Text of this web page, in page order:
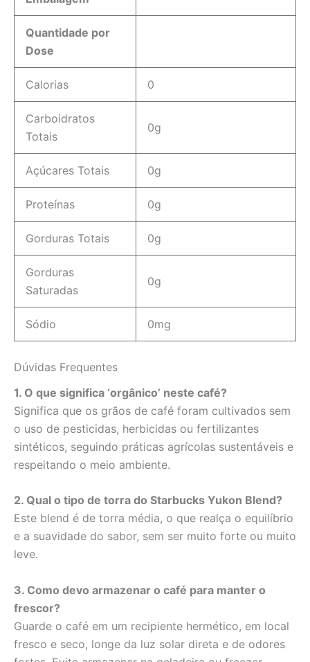
Quantidade por
Dose
Calorias 0
Carboidratos
Totais
0g
Açúcares Totais 0g
Proteínas 0g
Gorduras Totais 0g
Gorduras
Saturadas
0g
Sódio 0mg
Dúvidas Frequentes
1. O que significa ‘orgânico’ neste café?
Significa que os grãos de café foram cultivados sem
o uso de pesticidas, herbicidas ou fertilizantes
sintéticos, seguindo práticas agrícolas sustentáveis e
respeitando o meio ambiente.
2. Qual o tipo de torra do Starbucks Yukon Blend?
Este blend é de torra média, o que realça o equilíbrio
e a suavidade do sabor, sem ser muito forte ou muito
leve.
3. Como devo armazenar o café para manter o
frescor?
Guarde o café em um recipiente hermético, em local
fresco e seco, longe da luz solar direta e de odores